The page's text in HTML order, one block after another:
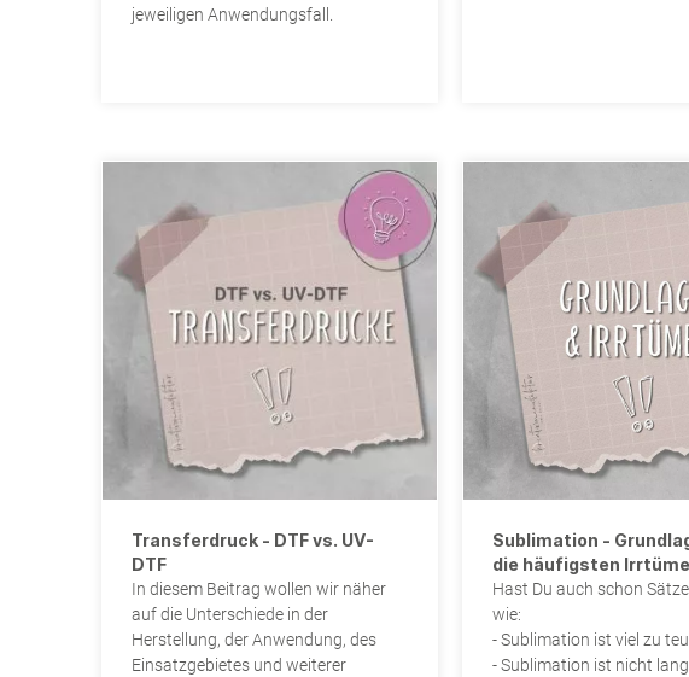
Waldweihnacht
jeweiligen Anwendungsfall.
Transferdruck - DTF vs. UV-
DTF
In diesem Beitrag wollen wir näher
auf die Unterschiede in der
Herstellung, der Anwendung, des
Einsatzgebietes und weiterer
Sublimation -
die häufigsten
Hast Du auch schon
wie:
- Sublimation ist viel zu
- Sublimation ist nicht